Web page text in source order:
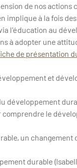
de nos actions
implique à la fois
l'éducation au
à adopter une
de présentation du
et
développement
comprendre le
un changement
durable